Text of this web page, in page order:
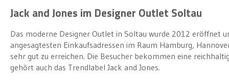
Jack and Jones im Designer Outlet Soltau
Das moderne Designer Outlet in Soltau wurde 2012 eröffnet
angesagtesten Einkaufsadressen im Raum Hamburg,
sehr gut zu erreichen. Die Besucher bekommen eine
gehört auch das Trendlabel Jack and Jones.